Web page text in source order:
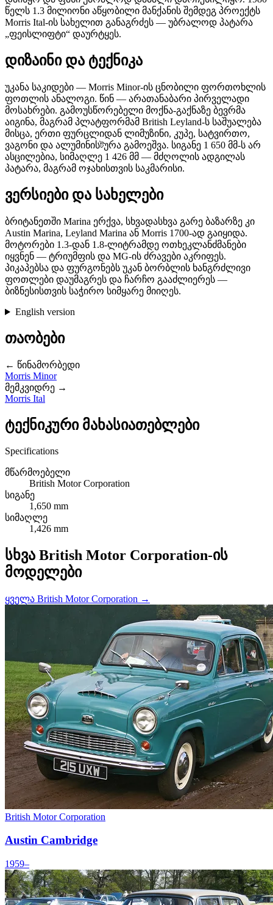
წელს 1.3 მილიონი აწყობილი მანქანის შემდეგ პროექტს
Morris Ital-ის სახელით განაგრძეს — უბრალოდ პატარა
„ფეისლიფტი“ დაურტყეს.
დიზაინი და ტექნიკა
უკანა საკიდები — Morris Minor-ის ცნობილი ფორთოხლის
ფოთლის ანალოგი. წინ — არათანაბარი პირველადი
მოსახრები. გამოუსწორებელი მოქნა-გაქნაზე ბევრმა
აიგინა, მაგრამ პლატფორმამ British Leyland-ს საშუალება
მისცა, ერთი ფურცლიდან ლიმუზინი, კუპე, სატვირთო,
ვაგონი და ალუმინისটურა გამოეშვა. სიგანე 1 650 მმ-ს არ
ასცილებია, სიმაღლე 1 426 მმ — მძღოლის ადგილას
პატარა, მაგრამ ოჯახისთვის საკმარისი.
ვერსიები და სახელები
ბრიტანეთში Marina ერქვა, სხვადასხვა გარე ბაზარზე კი
Austin Marina, Leyland Marina ან Morris 1700-ად გაიყიდა.
მოტორები 1.3-დან 1.8-ლიტრამდე ოთხეკლანძმანები
იყვნენ — ტრიუმფის და MG-ის ძრავები აკრიფეს.
პიკაპებსა და ფურგონებს უკან ბორბლის ხანგრძლივი
ფოთლები დაუმაგრეს და ჩარჩო გააძლიერეს —
ბიზნესისთვის საჭირო სიმყარე მიიღეს.
English version
თაობები
← წინამორბედი
Morris Minor
მემკვიდრე →
Morris Ital
ტექნიკური მახასიათებლები
Specifications
მწარმოებელი
British Motor Corporation
სიგანე
1,650 mm
სიმაღლე
1,426 mm
სხვა British Motor Corporation-ის
მოდელები
ყველა British Motor Corporation →
British Motor Corporation
Austin Cambridge
1959–